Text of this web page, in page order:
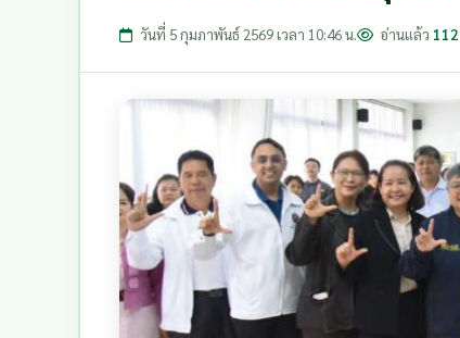
วันที่ 5 กุมภาพันธ์ 2569 เวลา 10:46 น. อ่านแล้ว 112